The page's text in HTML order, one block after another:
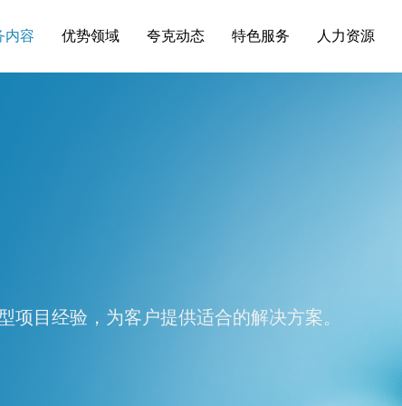
内容 优势领域 夸克动态 特色服务 人力资源
目经验，为客户提供适合的解决方案。